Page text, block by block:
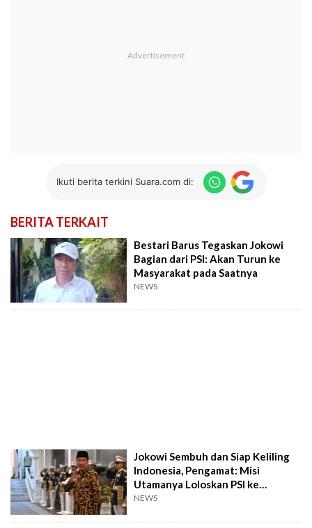
Ikuti berita terkini Suara.com di:
BERITA TERKAIT
Bestari Barus Tegaskan Jokowi
Bagian dari PSI: Akan Turun ke
Masyarakat pada Saatnya
NEWS
Jokowi Sembuh dan Siap Keliling
Indonesia, Pengamat: Misi
Utamanya Loloskan PSI ke
Senayan!
NEWS